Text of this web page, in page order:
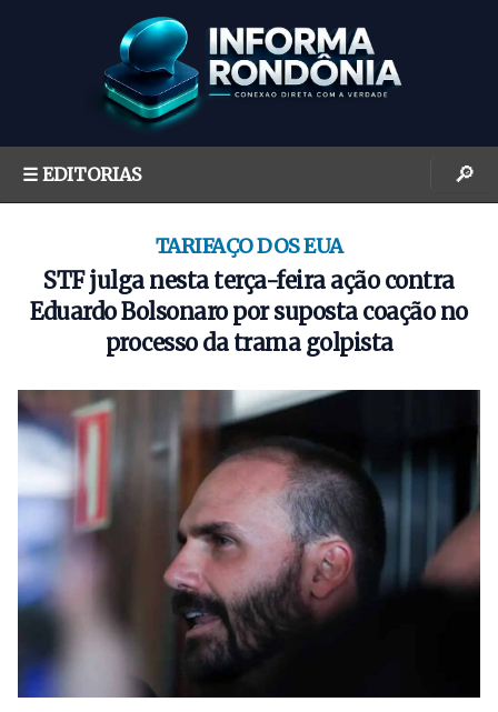
☰ EDITORIAS 🔎
TARIFAÇO DOS EUA
STF julga nesta terça-feira ação contra
Eduardo Bolsonaro por suposta coação no
processo da trama golpista